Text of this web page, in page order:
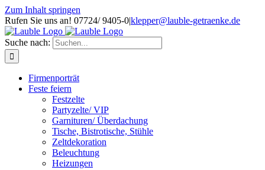
Zum Inhalt springen
Rufen Sie uns an! 07724/ 9405-0|klepper@lauble-getraenke.de
Suche nach:
Firmenporträt
Feste feiern
Festzelte
Partyzelte/ VIP
Garnituren/ Überdachung
Tische, Bistrotische, Stühle
Zeltdekoration
Beleuchtung
Heizungen